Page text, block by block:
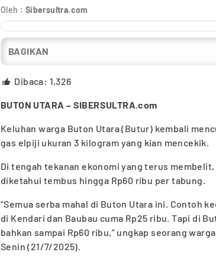
Oleh : Sibersultra.com
BAGIKAN
Dibaca: 1,326
BUTON UTARA – SIBERSULTRA.com
Keluhan warga Buton Utara (Butur) kembali
gas elpiji ukuran 3 kilogram yang kian mencekik.
Di tengah tekanan ekonomi yang terus
diketahui tembus hingga Rp60 ribu per tabung.
“Semua serba mahal di Buton Utara ini. Contoh
di Kendari dan Baubau cuma Rp25 ribu. Tapi di
bahkan sampai Rp60 ribu,” ungkap seorang
Senin (21/7/2025).